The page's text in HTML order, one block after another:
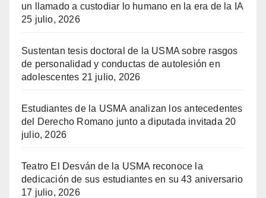
un llamado a custodiar lo humano en la era de la IA
25 julio, 2026
Sustentan tesis doctoral de la USMA sobre rasgos
de personalidad y conductas de autolesión en
adolescentes 21 julio, 2026
Estudiantes de la USMA analizan los antecedentes
del Derecho Romano junto a diputada invitada 20
julio, 2026
Teatro El Desván de la USMA reconoce la
dedicación de sus estudiantes en su 43 aniversario
17 julio, 2026